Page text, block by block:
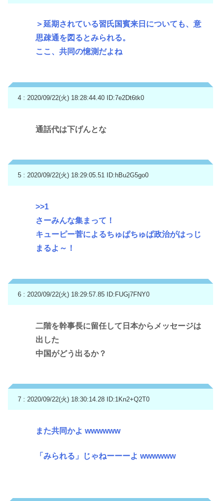
＞延期されている習氏国賓来日についても、意
思疎通を図るとみられる。
ここ、共同の憶測だよね
4 : 2020/09/22(火) 18:28:44.40 ID:7e2Dt6tk0
通話代は下げんとな
5 : 2020/09/22(火) 18:29:05.51 ID:hBu2G5go0
>>1
さーみんな集まって！
キューピー菅によるちゅぱちゅぱ政治がはっじ
まるよ～！
6 : 2020/09/22(火) 18:29:57.85 ID:FUGj7FNY0
二階を幹事長に留任して日本からメッセージは
出した
中国がどう出るか？
7 : 2020/09/22(火) 18:30:14.28 ID:1Kn2+Q2T0
また共同かよ wwwwww
「みられる」じゃねーーーよ wwwwww